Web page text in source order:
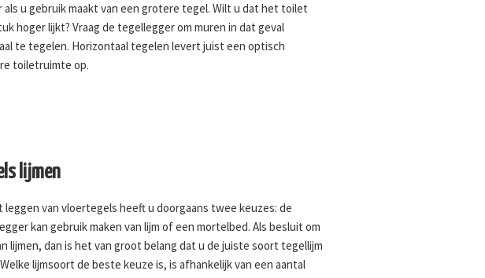
als u gebruik maakt van een grotere tegel. Wilt u dat het toilet
hoger lijkt? Vraag de tegellegger om muren in dat geval
te tegelen. Horizontaal tegelen levert juist een optisch
toiletruimte op.
lijmen
leggen van vloertegels heeft u doorgaans twee keuzes: de
kan gebruik maken van lijm of een mortelbed. Als besluit om
lijmen, dan is het van groot belang dat u de juiste soort tegellijm
lijmsoort de beste keuze is, is afhankelijk van een aantal